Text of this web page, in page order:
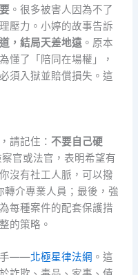
。很多被害人因為不了
壓力。小婷的故事告訴
，結局天差地遠 。原本
懂了「陪同在場權」，
須入獄並賠償損失。這
請記住： 不要自己硬
官或法官，表明希望有
沒有社工人脈，可以撥
轉介專業人員；最後，強
為每種案件的配套保護措
的策略。
手——北極星律法網 。這